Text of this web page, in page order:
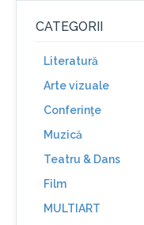
CATEGORII
Literatură
Arte vizuale
Conferinţe
Muzică
Teatru & Dans
Film
MULTIART